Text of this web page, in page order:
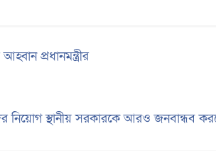
প্রধানমন্ত্রীর
নিয়োগ স্থানীয় সরকারকে আরও জনবান্ধব